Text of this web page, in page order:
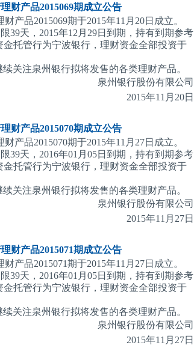
财产品2015069期成立公告
产品2015069期于2015年11月20日成立。
39天，2015年12月29日到期，持有到期参考
托管行为宁波银行，理财资金全部投资于
关注泉州银行拟将发售的各类理财产品。
泉州银行股份有限公司
2015年11月20日
财产品2015070期成立公告
产品2015070期于2015年11月27日成立。
39天，2016年01月05日到期，持有到期参考
托管行为宁波银行，理财资金全部投资于
关注泉州银行拟将发售的各类理财产品。
泉州银行股份有限公司
2015年11月27日
财产品2015071期成立公告
产品2015071期于2015年11月27日成立。
39天，2016年01月05日到期，持有到期参考
托管行为宁波银行，理财资金全部投资于
关注泉州银行拟将发售的各类理财产品。
泉州银行股份有限公司
2015年11月27日